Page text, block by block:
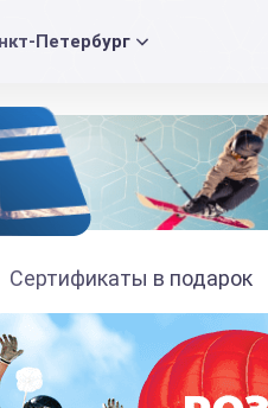
Петербург
Сертификаты в подарок